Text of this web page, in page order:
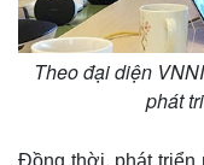
Theo đại diện
phát
Đồng thời, phát triển